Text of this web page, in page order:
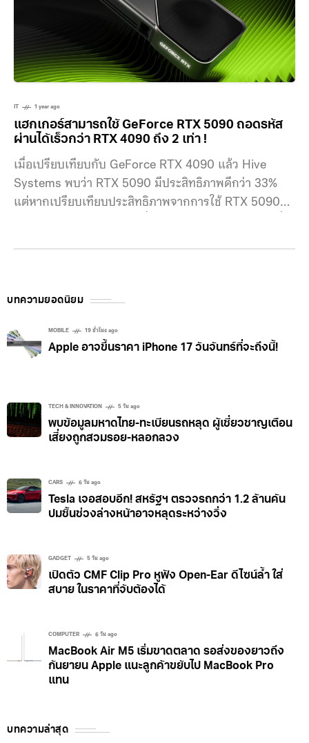
1 year ago
แฮกเกอร์สามารถใช้ GeForce RTX 5090 ถอดรหัส
ผ่านได้เร็วกว่า RTX 4090 ถึง 2 เท่า !
เมื่อเปรียบเทียบกับ GeForce RTX 4090 แล้ว Hive
Systems พบว่า RTX 5090 มีประสิทธิภาพดีกว่า 33%
แต่หากเปรียบเทียบประสิทธิภาพจากการใช้ RTX 5090
ทีเดียว
บทความยอดนิยม
MOBILE 19 ชั่วโมง ago
Apple อาจขึ้นราคา iPhone 17 วันจันทร์ที่จะถึงนี้!
TECH & INNOVATION 5 วัน ago
พบข้อมูลมหาดไทย-ทะเบียนรถหลุด ผู้เชี่ยวชาญเตือน
เสี่ยงถูกสวมรอย-หลอกลวง
CARS 6 วัน ago
Tesla เจอสอบอีก! สหรัฐฯ ตรวจรถกว่า 1.2 ล้านคัน
ปมชิ้นช่วงล่างหน้าอาจหลุดระหว่างวิ่ง
GADGET 5 วัน ago
เปิดตัว CMF Clip Pro หูฟัง Open-Ear ดีไซน์ล้ำ ใส่
สบาย ในราคาที่จับต้องได้
COMPUTER 6 วัน ago
MacBook Air M5 เริ่มขาดตลาด รอส่งของยาวถึง
กันยายน Apple แนะลูกค้าขยับไป MacBook Pro
แทน
บทความล่าสุด